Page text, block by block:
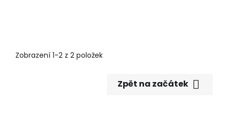
Zobrazení 1-2 z 2 položek
Zpět na začátek 